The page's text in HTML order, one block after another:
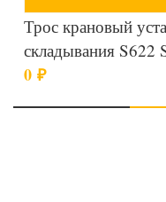
Трос крановый
складывания S622
0 ₽